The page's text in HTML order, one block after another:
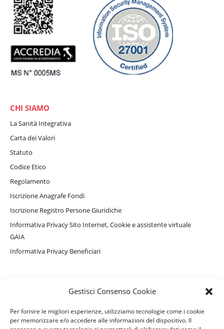
Gestisci Consenso Cookie
Per fornire le migliori esperienze, utilizziamo tecnologie come i cookie
per memorizzare e/o accedere alle informazioni del dispositivo. Il
CHI SIAMO
La Sanità Integrativa
Carta dei Valori
Statuto
Codice Etico
Regolamento
Iscrizione Anagrafe Fondi
Iscrizione Registro Persone Giuridiche
Informativa Privacy Sito Internet, Cookie e assistente virtuale
GAIA
Informativa Privacy Beneficiari
PERSONE ASSISTITE
Come accedere ai rimborsi